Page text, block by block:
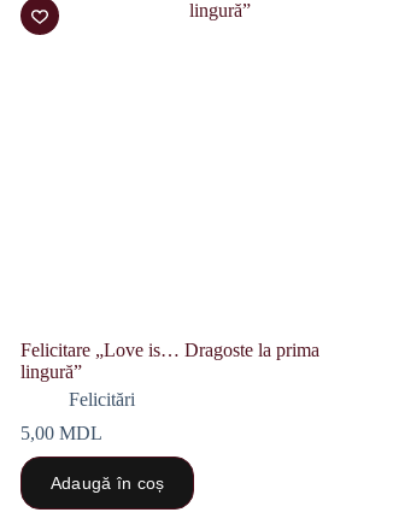
Felicitare „Love is… Dragoste la prima
lingură”
Felicitări
5,00 MDL
Adaugă în coș